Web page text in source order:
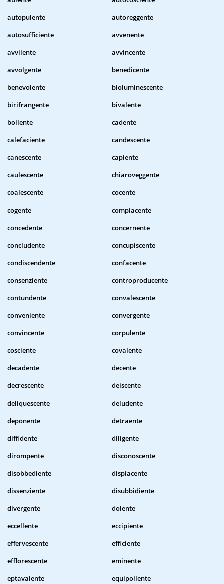
autopulente
autoreggente
autosufficiente
avvenente
avvilente
avvincente
avvolgente
benedicente
benevolente
bioluminescente
birifrangente
bivalente
bollente
cadente
calefaciente
candescente
canescente
capiente
caulescente
chiaroveggente
coalescente
cocente
cogente
compiacente
concedente
concernente
concludente
concupiscente
condiscendente
confacente
consenziente
controproducente
contundente
convalescente
conveniente
convergente
convincente
corpulente
cosciente
covalente
decadente
decente
decrescente
deiscente
deliquescente
deludente
deponente
detraente
diffidente
diligente
dirompente
disconoscente
disobbediente
dispiacente
dissenziente
disubbidiente
divergente
dolente
eccellente
eccipiente
effervescente
efficiente
efflorescente
eminente
eptavalente
equipollente